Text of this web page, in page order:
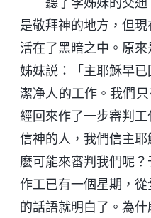
是敬拜神的地方，但
活在了黑暗之中。原
姊妹説：「主耶穌早
潔净人的工作。我們
經回來作了一步審判
信神的人，我們信主
麽可能來審判我們呢
作工已有一個星期，
的話語就明白了。為什